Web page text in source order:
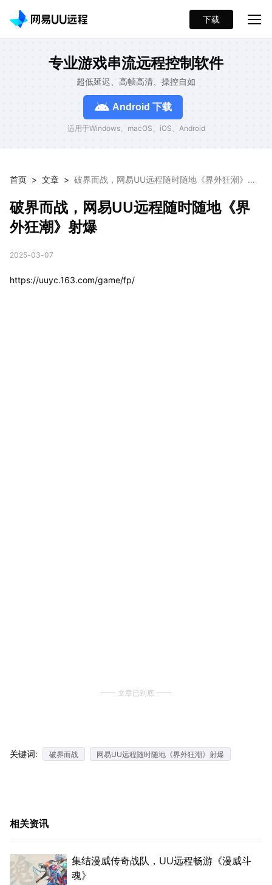
下载
专业游戏串流远程控制软件
超低延迟、高帧高清、操控自如
Android 下载
适用于Windows、macOS、iOS、Android
首页 > 文章 > 破界而战，网易UU远程随时随地《界外狂潮》射
破界而战，网易UU远程随时随地《界
外狂潮》射爆
2025-03-07
https://uuyc.163.com/game/fp/
文章已到底
关键词: 破界而战 网易UU远程随时随地《界外狂潮》射爆
相关资讯
集结漫威传奇战队，UU远程畅游《漫威斗
魂》